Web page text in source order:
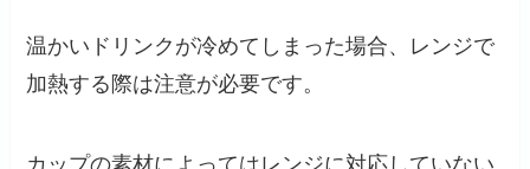
温かいドリンクが冷めてしまった場合、レンジで
加熱する際は注意が必要です。
カップの素材によってはレンジに対応していない